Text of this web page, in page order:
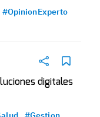
#OpinionExperto
digitales